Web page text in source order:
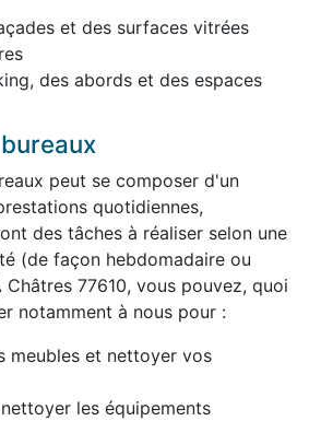
et des surfaces vitrées
des abords et des espaces
peut se composer d'un
quotidiennes,
des tâches à réaliser selon une
(de façon hebdomadaire ou
Châtres 77610, vous pouvez, quoi
notamment à nous pour :
meubles et nettoyer vos
les équipements